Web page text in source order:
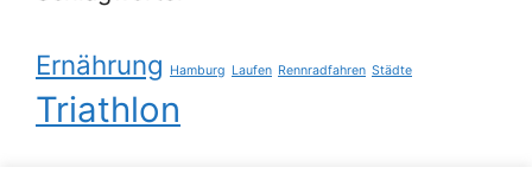
Ernährung Hamburg Laufen Rennradfahren Städte
Triathlon